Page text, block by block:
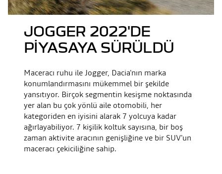
JOGGER 2022'DE
PİYASAYA SÜRÜLDÜ
Maceracı ruhu ile Jogger, Dacia'nın marka
konumlandırmasını mükemmel bir şekilde
yansıtıyor. Birçok segmentin kesişme noktasında
yer alan bu çok yönlü aile otomobili, her
kategoriden en iyisini alarak 7 yolcuya kadar
ağırlayabiliyor. 7 kişilik koltuk sayısına, bir boş
zaman aktivite aracının genişliğine ve bir SUV'un
maceracı çekiciliğine sahip.